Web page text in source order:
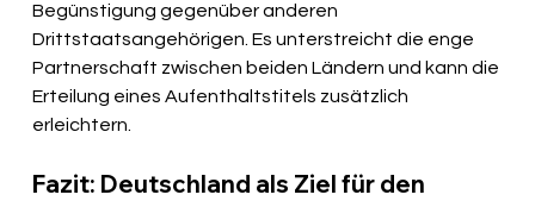
Begünstigung gegenüber anderen
Drittstaatsangehörigen. Es unterstreicht die enge
Partnerschaft zwischen beiden Ländern und kann die
Erteilung eines Aufenthaltstitels zusätzlich
erleichtern.
Fazit: Deutschland als Ziel für den